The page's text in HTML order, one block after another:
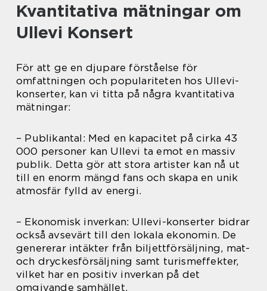
Kvantitativa mätningar om
Ullevi Konsert
För att ge en djupare förståelse för
omfattningen och populariteten hos Ullevi-
konserter, kan vi titta på några kvantitativa
mätningar:
– Publikantal: Med en kapacitet på cirka 43
000 personer kan Ullevi ta emot en massiv
publik. Detta gör att stora artister kan nå ut
till en enorm mängd fans och skapa en unik
atmosfär fylld av energi.
– Ekonomisk inverkan: Ullevi-konserter bidrar
också avsevärt till den lokala ekonomin. De
genererar intäkter från biljettförsäljning, mat-
och dryckesförsäljning samt turismeffekter,
vilket har en positiv inverkan på det
omgivande samhället.